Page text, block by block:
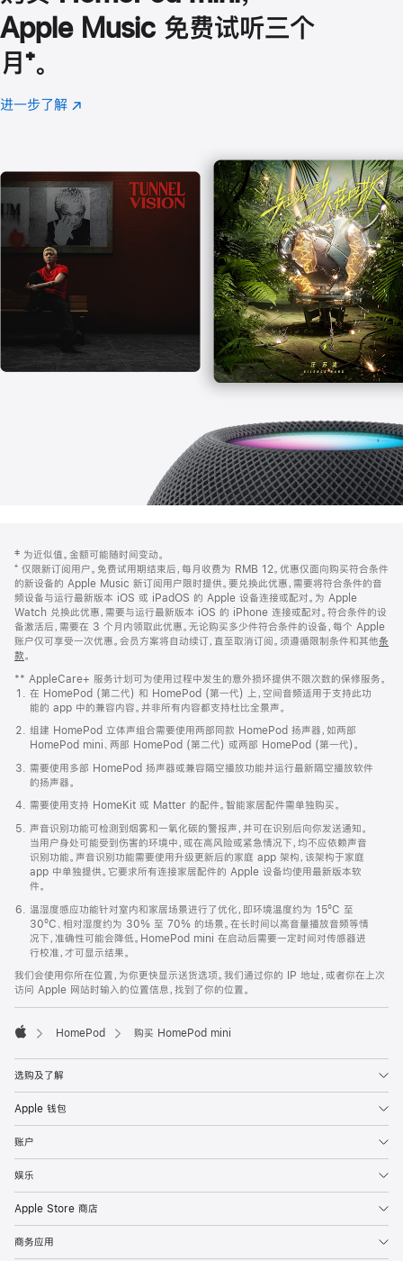
Apple Music 免费试听三个
月 脚
注
⁺。
进一步了解 Apple
(在
口
中
打
开)
页
页
脚
注
‡ 为近似值。金额可能随时间变动。
⁺ 仅限新订阅用户。免费试用期结束后，每月收费为 RMB 12。优惠仅面向购买符合条件
的新设备的 Apple Music 新订阅用户限时提供。要兑换此优惠，需要将符合条件的音
频设备与运行最新版本 iOS 或 iPadOS 的 Apple 设备连接或配对。为 Apple
Watch 兑换此优惠，需要与运行最新版本 iOS 的 iPhone 连接或配对。符合条件的设
备激活后，需要在 3 个月内领取此优惠。无论购买多少件符合条件的设备，每个 Apple
账户仅可享受一次优惠。会员方案将自动续订，直至取消订阅。须遵循限制条件和其他条
款。
窗
口
中
打
开)
** AppleCare+ 服务计划可为使用过程中发生的意外损坏提供不限次数的保修服务。
在 HomePod (第二代) 和 HomePod (第一代) 上，空间音频适用于支持此功
能的 app 中的兼容内容。并非所有内容都支持杜比全景声。
组建 HomePod 立体声组合需要使用两部同款 HomePod 扬声器，如两部
HomePod mini、两部 HomePod (第二代) 或两部 HomePod (第一代)。
需要使用多部 HomePod 扬声器或兼容隔空播放功能并运行最新隔空播放软件
的扬声器。
需要使用支持 HomeKit 或 Matter 的配件。智能家居配件需单独购买。
声音识别功能可检测到烟雾和一氧化碳的警报声，并可在识别后向你发送通知。
当用户身处可能受到伤害的环境中，或在高风险或紧急情况下，均不应依赖声音
识别功能。声音识别功能需要使用升级更新后的家庭 app 架构，该架构于家庭
app 中单独提供。它要求所有连接家居配件的 Apple 设备均使用最新版本软
件。
温湿度感应功能针对室内和家居场景进行了优化，即环境温度约为 15ºC 至
30ºC、相对湿度约为 30% 至 70% 的场景。在长时间以高音量播放音频等情
况下，准确性可能会降低。HomePod mini 在启动后需要一定时间对传感器进
行校准，才可显示结果。
我们会使用你所在位置，为你更快显示送货选项。我们通过你的 IP 地址，或者你在上次
访问 Apple 网站时输入的位置信息，找到了你的位置。
HomePod 购买 HomePod mini
选购及了解
Apple 钱包
账户
娱乐
Apple Store 商店
商务应用